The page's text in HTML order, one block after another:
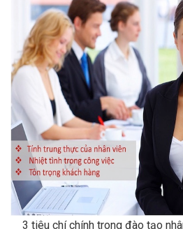
3 tiêu chí chính trong đào tạo